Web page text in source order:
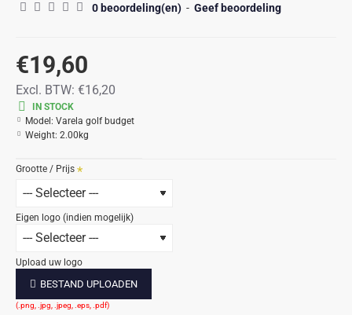
0 beoordeling(en) - Geef beoordeling
€19,60
Excl. BTW: €16,20
IN STOCK
Model: Varela golf budget
Weight: 2.00kg
Grootte / Prijs
Eigen logo (indien mogelijk)
Upload uw logo
BESTAND UPLOADEN